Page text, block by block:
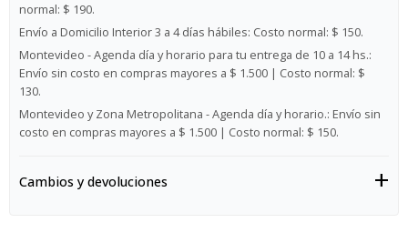
normal: $ 190.
Envío a Domicilio Interior 3 a 4 días hábiles: Costo normal: $ 150.
Montevideo - Agenda día y horario para tu entrega de 10 a 14 hs.:
Envío sin costo en compras mayores a $ 1.500 | Costo normal: $
130.
Montevideo y Zona Metropolitana - Agenda día y horario.: Envío sin
costo en compras mayores a $ 1.500 | Costo normal: $ 150.
Cambios y devoluciones